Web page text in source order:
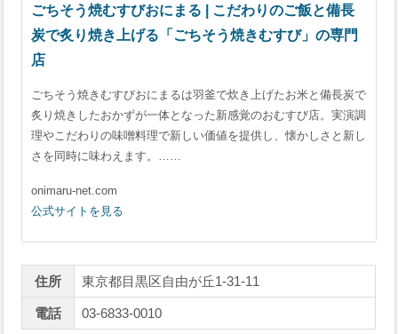
ごちそう焼むすびおにまる | こだわりのご飯と備長
炭で炙り焼き上げる「ごちそう焼きむすび」の専門
店
ごちそう焼きむすびおにまるは羽釜で炊き上げたお米と備長炭で
炙り焼きしたおかずが一体となった新感覚のおむすび店。実演調
理やこだわりの味噌料理で新しい価値を提供し、懐かしさと新し
さを同時に味わえます。……
onimaru-net.com
公式サイトを見る
住所 東京都目黒区自由が丘1-31-11
電話 03-6833-0010